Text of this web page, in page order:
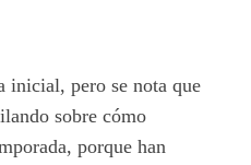
inicial, pero se nota que
sobre cómo
porque han